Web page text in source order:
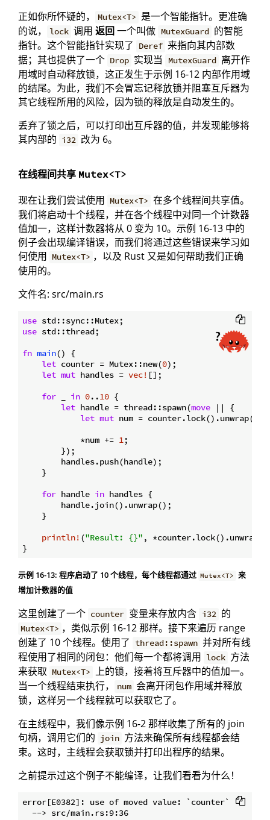
正如你所怀疑的，
Mutex<T> 是一个智能指针。更准确
的说，
lock 调用返回一个叫做 MutexGuard 的智能
指针。这个智能指针实现了
Deref 来指向其内部数
据；其也提供了一个 Drop 实现当 MutexGuard 离开作
用域时自动释放锁，这正发生于示例 16-12 内部作用域
的结尾。为此，我们不会冒忘记释放锁并阻塞互斥器为
其它线程所用的风险，因为锁的释放是自动发生的。
丢弃了锁之后，可以打印出互斥器的值，并发现能够将
其内部的 i32 改为 6。
在线程间共享 Mutex<T>
现在让我们尝试使用 Mutex<T> 在多个线程间共享值。
我们将启动十个线程，并在各个线程中对同一个计数器
值加一，这样计数器将从 0 变为 10。示例 16-13 中的
例子会出现编译错误，而我们将通过这些错误来学习如
何使用 Mutex<T> ，以及 Rust 又是如何帮助我们正确
使用的。
文件名: src/main.rs
use
use std::thread;
fn main() {
let counter = Mutex::new(0);
let mut handles = vec! [];
for
in 0..10 {
let handle = thread::spawn(move || {
let mut num = counter.lock().unwrap();
            *num +=
1;
        });
        handles.push(handle);
    }
for handle in handles {
        handle.join().unwrap();
    }
println! ("Result: {}" ,
示例 16-13: 程序启动了 10 个线程，每个线程都通过 Mutex<T> 来
增加计数器的值
这里创建了一个 counter 变量来存放内含 i32 的
Mutex<T> ，类似示例 16-12 那样。接下来遍历 range
创建了 10 个线程。使用了 thread::spawn 并对所有线
程使用了相同的闭包：他们每一个都将调用 lock 方法
来获取 Mutex<T> 上的锁，接着将互斥器中的值加一。
当一个线程结束执行，
num 会离开闭包作用域并释放
锁，这样另一个线程就可以获取它了。
在主线程中，我们像示例 16-2 那样收集了所有的 join
句柄，调用它们的 join 方法来确保所有线程都会结
束。这时，主线程会获取锁并打印出程序的结果。
之前提示过这个例子不能编译，让我们看看为什么！
error[E0382]: use of moved value: `counter`
  --> src/main.rs:9:36